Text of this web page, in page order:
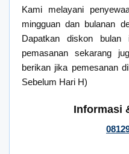
Kami melayani
mingguan dan bulanan
Dapatkan diskon bulan
pemasanan sekarang
berikan jika pemesanan
Sebelum Hari H)
Informasi